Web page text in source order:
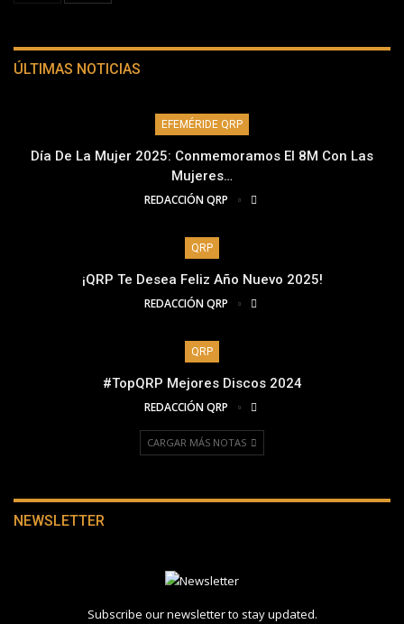
ÚLTIMAS NOTICIAS
EFEMÉRIDE QRP
Día De La Mujer 2025: Conmemoramos El 8M Con Las
Mujeres…
REDACCIÓN QRP
QRP
¡QRP Te Desea Feliz Año Nuevo 2025!
REDACCIÓN QRP
QRP
#TopQRP Mejores Discos 2024
REDACCIÓN QRP
CARGAR MÁS NOTAS
NEWSLETTER
Subscribe our newsletter to stay updated.